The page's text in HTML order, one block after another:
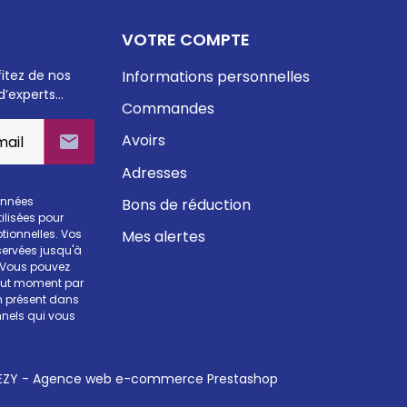
de nos

pour
Vos
jusqu'à
pouvez
moment par
présent dans
qui vous
VOTRE COMPTE
Informations personnelles
Commandes
Avoirs
Adresses
Bons de réduction
Mes alertes
- Agence web e-commerce Prestashop